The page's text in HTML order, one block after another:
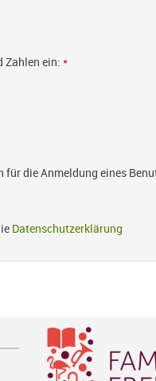
Zahlen ein: *
für die Anmeldung eines
Datenschutzerklärung